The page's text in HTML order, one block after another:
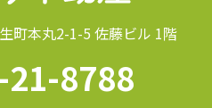
町本丸2-1-5 佐藤ビル 1階
8788